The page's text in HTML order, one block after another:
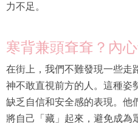
力不足。
寒背兼頭耷耷？內
在街上，我們不難發現一些走
神不敢直視前方的人。這種姿
缺乏自信和安全感的表現。他
將自己「藏」起來，避免成為